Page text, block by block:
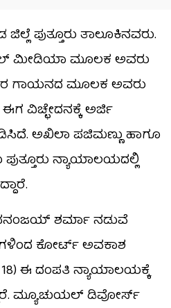
ಪುತ್ತೂರು ತಾಲೂಕಿನವರು.
ಮೀಡಿಯಾ ಮೂಲಕ ಅವರು
ಗಾಯನದ ಮೂಲಕ ಅವರು
ವಿಚ್ಛೇದನಕ್ಕೆ ಅರ್ಜಿ
ಅಖಿಲಾ ಪಜಿಮಣ್ಣು ಹಾಗೂ
ನ್ಯಾಯಾಲಯದಲ್ಲಿ
ಶರ್ಮಾ ನಡುವೆ
ಕೋರ್ಟ್ ಅವಕಾಶ
ಈ ದಂಪತಿ ನ್ಯಾಯಾಲಯಕ್ಕೆ
ಮ್ಯೂಚುಯಲ್‌ ಡಿವೋರ್ಸ್